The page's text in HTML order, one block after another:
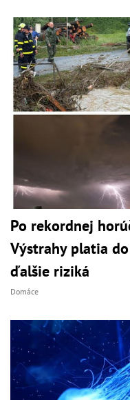
Po rekordnej
Výstrahy platia
ďalšie riziká
Domáce